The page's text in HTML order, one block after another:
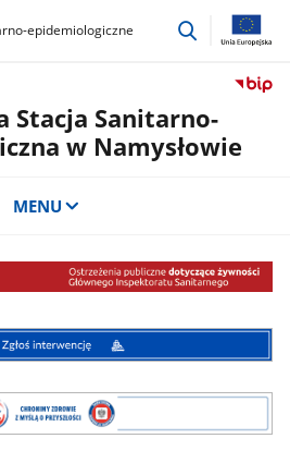
epidemiologiczne
przejdź
Stacja Sanitarno-
w Namysłowie
MENU